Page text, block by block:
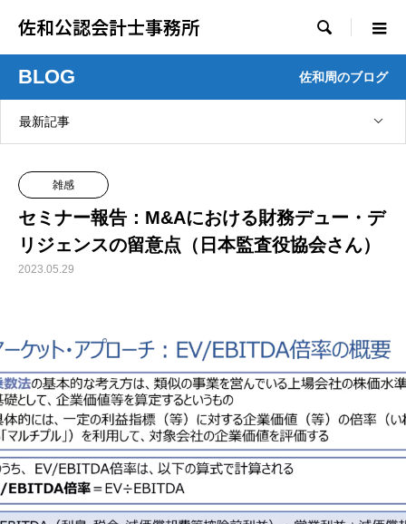
佐和公認会計士事務所 
BLOG 佐和周のブログ
最新記事
雑感
セミナー報告：M&Aにおける財務デュー・デ
リジェンスの留意点（日本監査役協会さん）
2023.05.29